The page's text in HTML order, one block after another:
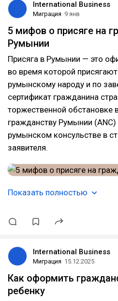
International Business
Миграция 9 янв
5 мифов о присяге на
Румынии
Присяга в Румынии — это
во время которой
румынскому народу и по
сертификат гражданина
торжественной обстановке
гражданству Румынии (ANC)
румынском консульстве в
заявителя.
Показать полностью
International Business
Миграция 15.12.2025
Как оформить
ребенку